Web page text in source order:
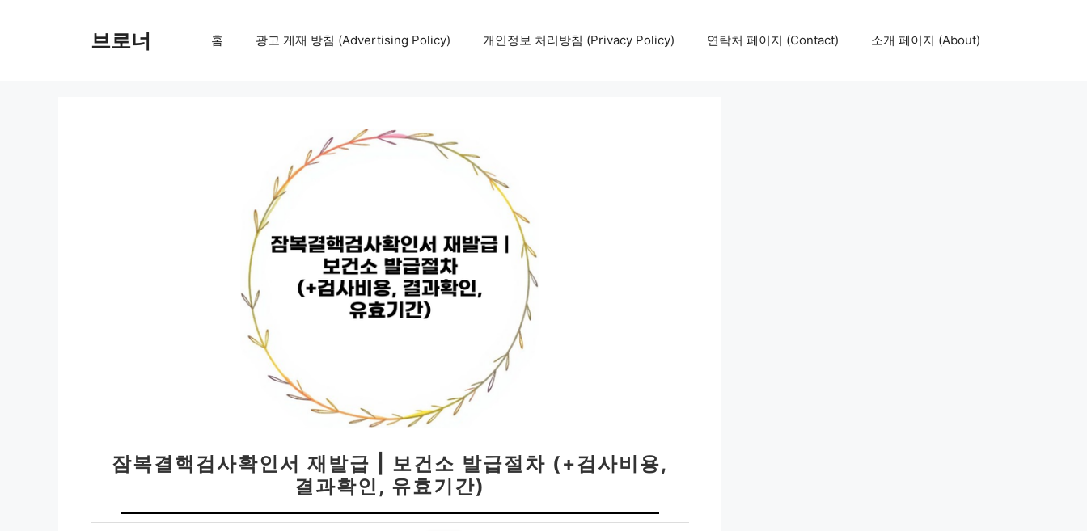
브로너 홈 광고 게재 방침 (Advertising Policy) 개인정보 처리방침 (Privacy Policy) 연락처 페이지 (Contact) 소개 페이지 (About)
잠복결핵검사확인서 재발급 | 보건소 발급절차 (+검사비용,
결과확인, 유효기간)